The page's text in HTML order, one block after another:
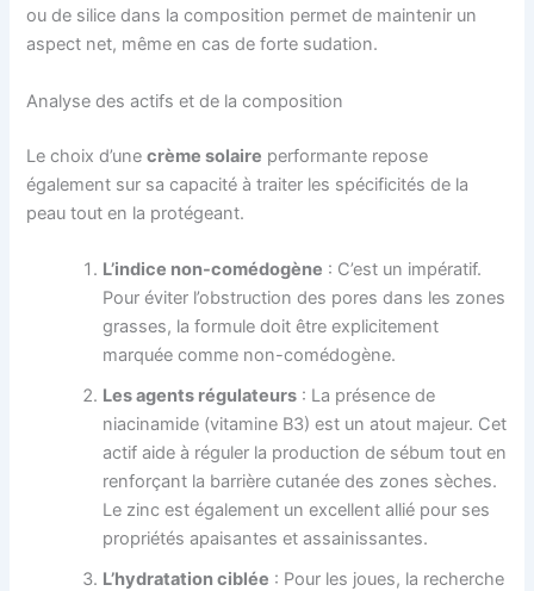
ou de silice dans la composition permet de maintenir un
aspect net, même en cas de forte sudation.
Analyse des actifs et de la composition
Le choix d’unecrème solaire performante repose
également sur sa capacité à traiter les spécificités de la
peau tout en la protégeant.
L’indice non-comédogène : C’est un impératif.
Pour éviter l’obstruction des pores dans les zones
grasses, la formule doit être explicitement
marquée comme non-comédogène.
Les agents régulateurs : La présence de
niacinamide (vitamine B3) est un atout majeur. Cet
actif aide à réguler la production de sébum tout en
renforçant la barrière cutanée des zones sèches.
Le zinc est également un excellent allié pour ses
propriétés apaisantes et assainissantes.
L’hydratation ciblée : Pour les joues, la recherche